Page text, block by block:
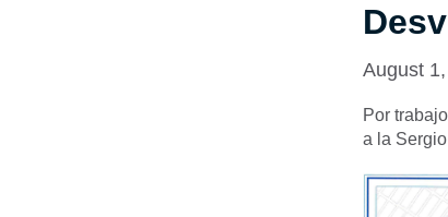
August
Por
a la